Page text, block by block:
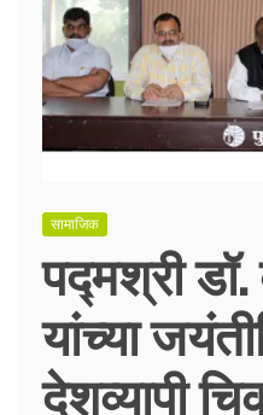
सामाजिक
पद्मश्री डॉ.
यांच्या
देशव्यापी